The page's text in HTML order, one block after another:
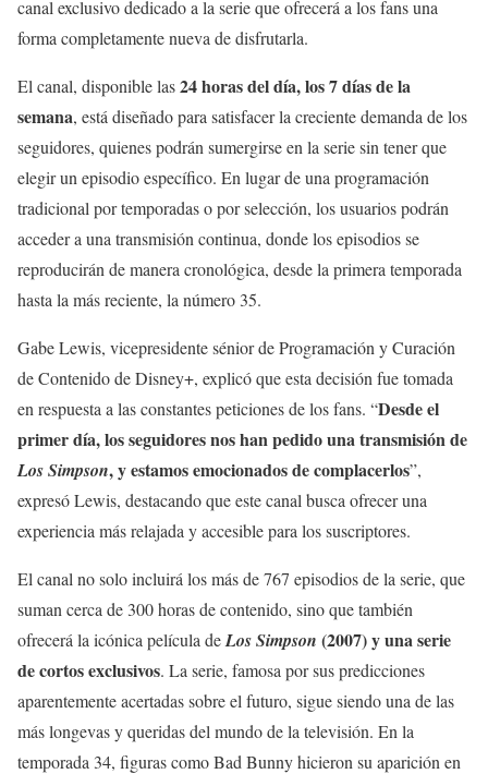
canal exclusivo dedicado a la serie que ofrecerá a los fans una
forma completamente nueva de disfrutarla.
El canal, disponible las24 horas del día, los 7 días de la
semana, está diseñado para satisfacer la creciente demanda de los
seguidores, quienes podrán sumergirse en la serie sin tener que
elegir un episodio específico. En lugar de una programación
tradicional por temporadas o por selección, los usuarios podrán
acceder a una transmisión continua, donde los episodios se
reproducirán de manera cronológica, desde la primera temporada
hasta la más reciente, la número 35.
Gabe Lewis, vicepresidente sénior de Programación y Curación
de Contenido de Disney+, explicó que esta decisión fue tomada
en respuesta a las constantes peticiones de los fans. “Desde el
primer día, los seguidores nos han pedido una transmisión de
Los Simpson, y estamos emocionados de complacerlos”,
expresó Lewis, destacando que este canal busca ofrecer una
experiencia más relajada y accesible para los suscriptores.
El canal no solo incluirá los más de 767 episodios de la serie, que
suman cerca de 300 horas de contenido, sino que también
ofrecerá la icónica película deLos Simpson (2007) y una serie
de cortos exclusivos. La serie, famosa por sus predicciones
aparentemente acertadas sobre el futuro, sigue siendo una de las
más longevas y queridas del mundo de la televisión. En la
temporada 34, figuras como Bad Bunny hicieron su aparición en